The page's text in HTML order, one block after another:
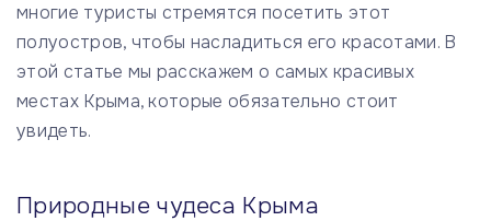
многие туристы стремятся посетить этот
полуостров, чтобы насладиться его красотами. В
этой статье мы расскажем о самых красивых
местах Крыма, которые обязательно стоит
увидеть.
Природные чудеса Крыма